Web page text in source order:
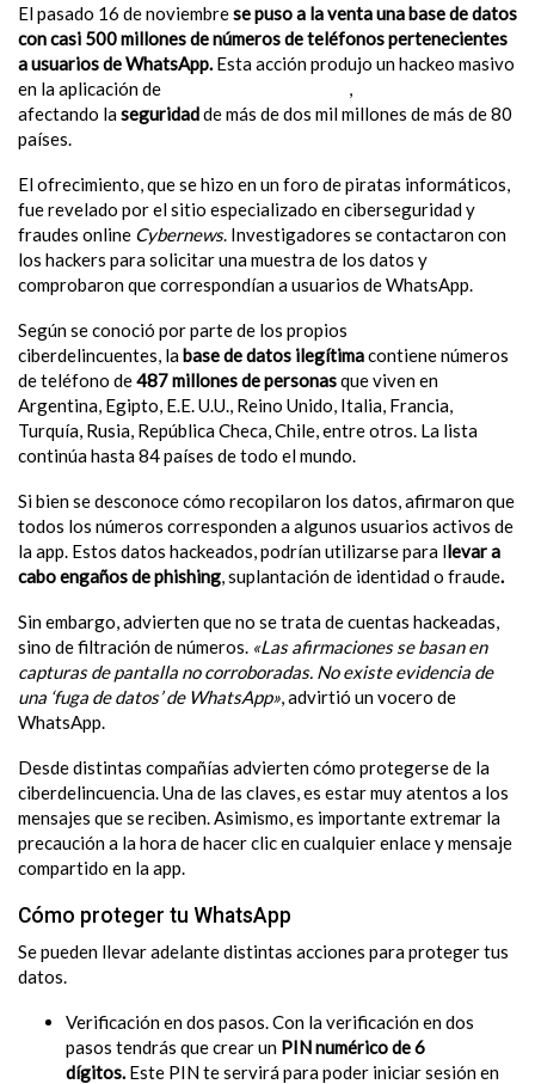
El pasado 16 de noviembrese puso a la venta una base de datos
con casi 500 millones de números de teléfonos pertenecientes
a usuarios de WhatsApp.Esta acción produjo un hackeo masivo
en la aplicación de
,
afectando laseguridadde más de dos mil millones de más de 80
países.
El ofrecimiento, que se hizo en un foro de piratas informáticos,
fue revelado por el sitio especializado en ciberseguridad y
fraudes online Cybernews. Investigadores se contactaron con
los hackers para solicitar una muestra de los datos y
comprobaron que correspondían a usuarios de WhatsApp.
Según se conoció por parte de los propios
ciberdelincuentes, labase de datos ilegítimacontiene números
de teléfono de487 millones de personasque viven en
Argentina, Egipto, E.E. U.U., Reino Unido, Italia, Francia,
Turquía, Rusia, República Checa, Chile, entre otros. La lista
continúa hasta 84 países de todo el mundo.
Si bien se desconoce cómo recopilaron los datos,afirmaron que
todos los números corresponden a algunos usuarios activos de
la app. Estos datos hackeados, podrían utilizarse para llevar a
cabo engaños de phishing, suplantación de identidad o fraude.
Sin embargo, advierten que no se trata de cuentas hackeadas,
sino de filtración de números. «Las afirmaciones se basan en
capturas de pantalla no corroboradas. No existe evidencia de
una ‘fuga de datos’ de WhatsApp», advirtió un vocero de
WhatsApp.
Desde distintas compañías advierten cómo protegerse de la
ciberdelincuencia. Una de las claves, es estarmuy atentos a los
mensajes que se reciben. Asimismo, es importante extremar la
precaución a la hora de hacer clic en cualquier enlace y mensaje
compartido en la app.
Cómo proteger tu WhatsApp
Se pueden llevar adelante distintas acciones para proteger tus
datos.
Verificación en dos pasos. Con la verificación en dos
pasos tendrás que crear un PIN numérico de 6
dígitos.Este PIN te servirá para poder iniciar sesión en